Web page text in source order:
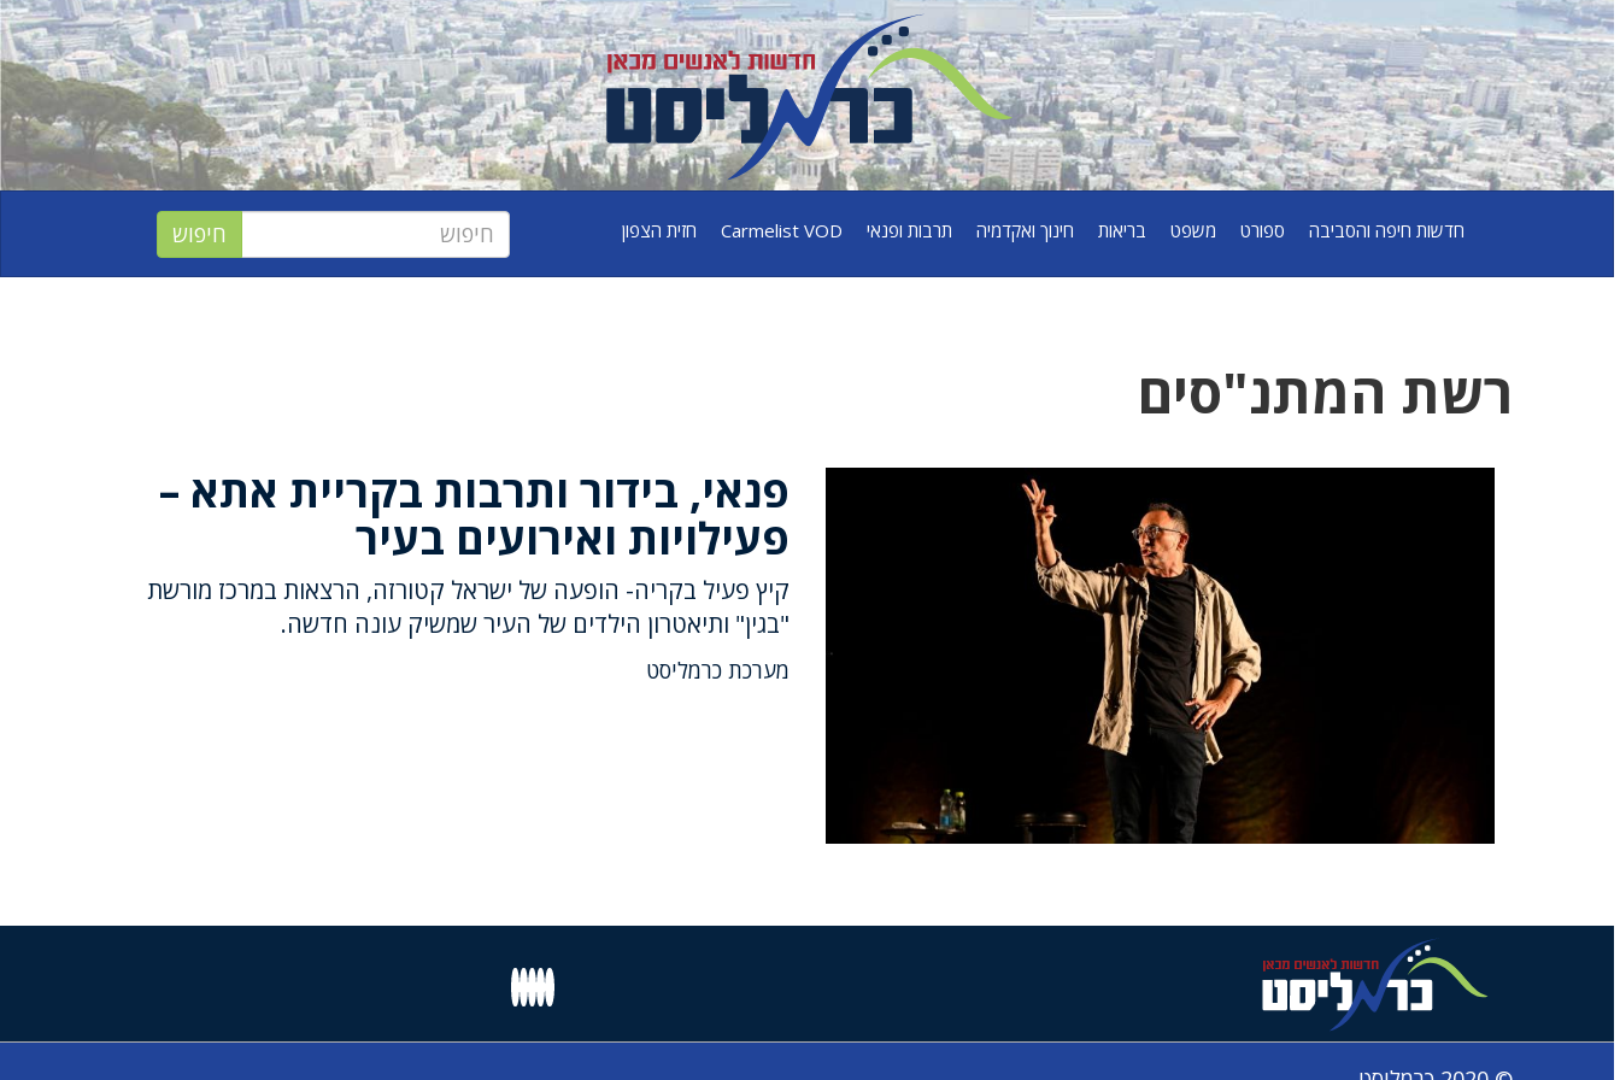
חדשות חיפה והסביבה ספורט משפט בריאות חינוך ואקדמיה תרבות ופנאי Carmelist VOD חזית הצפון
רשת המתנ"סים
פנאי, בידור ותרבות בקריית אתא –
פעילויות ואירועים בעיר
קיץ פעיל בקריה- הופעה של ישראל קטורזה, הרצאות במרכז מורשת
"בגין" ותיאטרון הילדים של העיר שמשיק עונה חדשה.
מערכת כרמליסט